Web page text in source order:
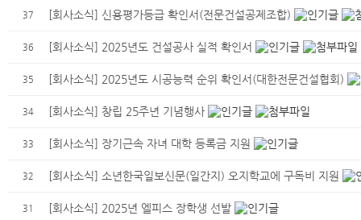
37 [회사소식] 신용평가등급 확인서(전문건설공제조합)
36 [회사소식] 2025년도 건설공사 실적 확인서
35 [회사소식] 2025년도 시공능력 순위 확인서(대한전문건설협회)
34 [회사소식] 창립 25주년 기념행사
33 [회사소식] 장기근속 자녀 대학 등록금 지원
32 [회사소식] 소년한국일보신문(일간지) 오지학교에 구독비 지원
31 [회사소식] 2025년 엘피스 장학생 선발